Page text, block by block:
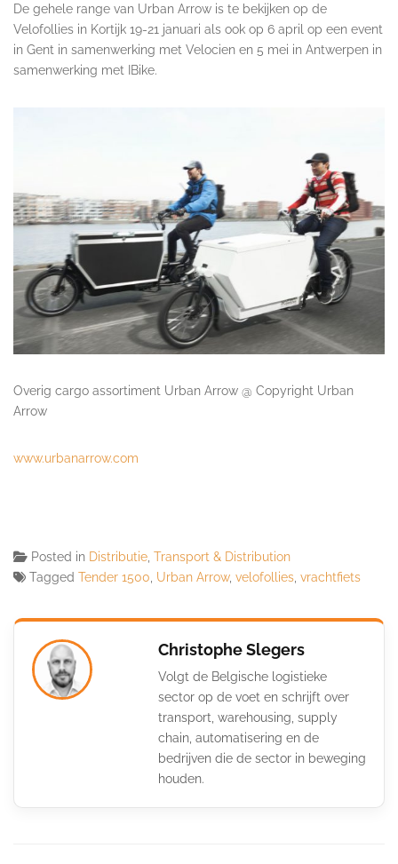
De gehele range van Urban Arrow is te bekijken op de
Velofollies in Kortijk 19-21 januari als ook op 6 april op een event
in Gent in samenwerking met Velocien en 5 mei in Antwerpen in
samenwerking met IBike.
Overig cargo assortiment Urban Arrow @ Copyright Urban
Arrow
www.urbanarrow.com
Posted in Distributie, Transport & Distribution
Tagged Tender 1500, Urban Arrow, velofollies, vrachtfiets
Christophe Slegers
Volgt de Belgische logistieke
sector op de voet en schrijft over
transport, warehousing, supply
chain, automatisering en de
bedrijven die de sector in beweging
houden.